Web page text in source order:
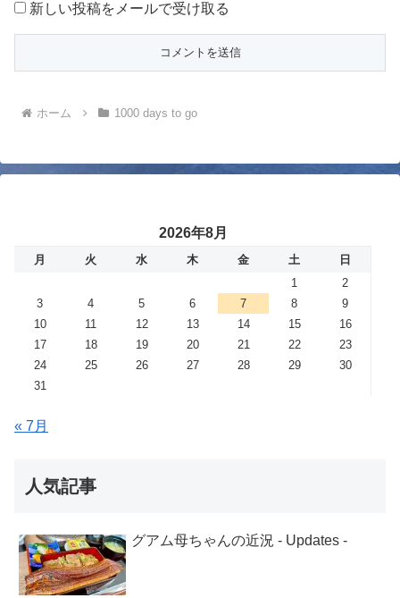
新しい投稿をメールで受け取る
ホーム 1000 days to go
2026年8月
月 火 水 木 金 土
日
1
2
3
4 5 6 7 8
9
10
11 12 13 14 15
16
17
18 19 20 21 22
23
24
25 26 27 28 29
30
31
« 7月
人気記事
グアム母ちゃんの近況 - Updates -